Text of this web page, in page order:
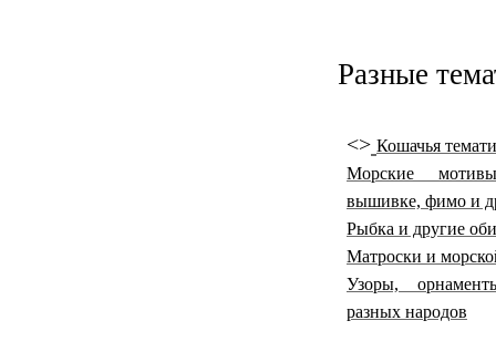
Разные
<> Кошачья
Морские
вышивке, фимо и
Рыбка и другие
Матроски и
Узоры,
разных народов